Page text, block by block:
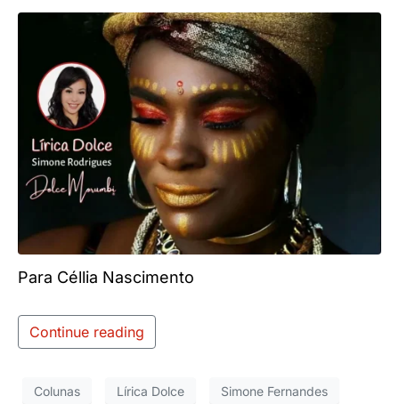
Para Céllia Nascimento
Continue reading
Colunas Lírica Dolce Simone Fernandes